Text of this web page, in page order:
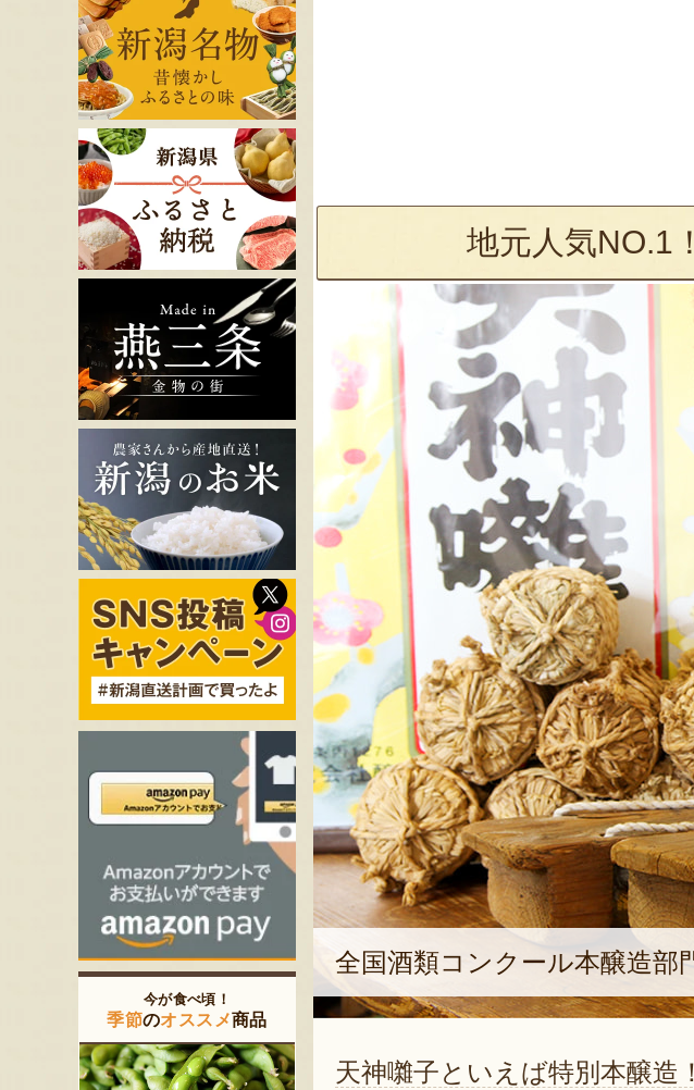
地元人気NO.1
全国酒類コンクール本醸造部
天神囃子といえば特別本醸造
今が食べ頃！
季節のオススメ商品